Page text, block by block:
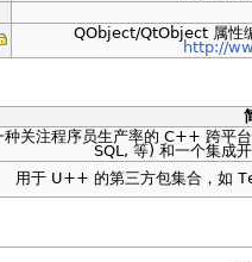
QObject/QtObject 属性
http://
种关注程序员生产率的 C++ 跨平
SQL, 等) 和一个集成
用于 U++ 的第三方包集合，如